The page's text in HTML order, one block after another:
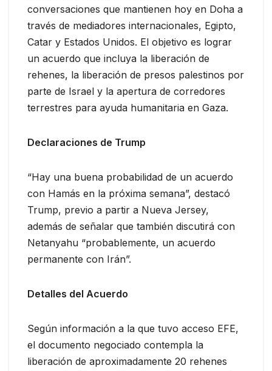
conversaciones que mantienen hoy en Doha a
través de mediadores internacionales, Egipto,
Catar y Estados Unidos. El objetivo es lograr
un acuerdo que incluya la liberación de
rehenes, la liberación de presos palestinos por
parte de Israel y la apertura de corredores
terrestres para ayuda humanitaria en Gaza.
Declaraciones de Trump
“Hay una buena probabilidad de un acuerdo
con Hamás en la próxima semana”, destacó
Trump, previo a partir a Nueva Jersey,
además de señalar que también discutirá con
Netanyahu “probablemente, un acuerdo
permanente con Irán”.
Detalles del Acuerdo
Según información a la que tuvo acceso EFE,
el documento negociado contempla la
liberación de aproximadamente 20 rehenes